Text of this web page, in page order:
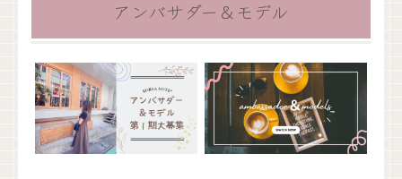
アンバサダー＆モデル